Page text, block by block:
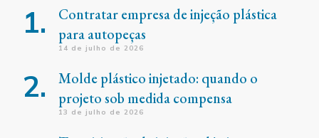
Contratar empresa de injeção plástica
para autopeças
14 de julho de 2026
Molde plástico injetado: quando o
projeto sob medida compensa
13 de julho de 2026